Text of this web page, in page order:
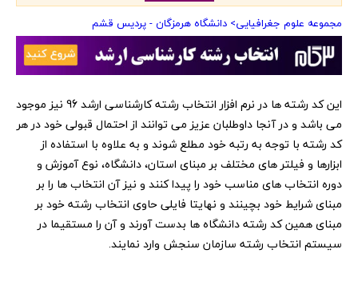
مجموعه علوم جغرافیایی> دانشگاه هرمزگان - پردیس قشم
‏این کد رشته ها در نرم افزار انتخاب رشته کارشناسی ارشد 96 نیز موجود
می باشد و در آنجا داوطلبان عزیز می توانند از احتمال قبولی خود در هر
کد رشته با توجه به رتبه خود مطلع شوند و به علاوه با استفاده از
ابزارها و فیلتر های مختلف بر مبنای استان، دانشگاه، نوع آموزش و
دوره انتخاب های مناسب خود را پیدا کنند و نیز آن انتخاب ها را بر
مبنای شرایط خود بچینند و نهایتا فایلی حاوی انتخاب رشته خود بر
مبنای همین کد رشته دانشگاه ها بدست آورند و آن را مستقیما در
سیستم انتخاب رشته سازمان سنجش وارد نمایند.